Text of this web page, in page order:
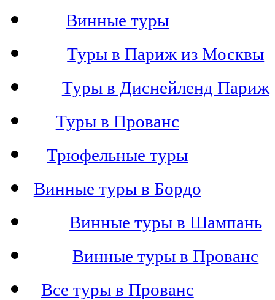
Винные туры
Туры в Париж из Москвы
Туры в Диснейленд Париж
Туры в Прованс
Трюфельные туры
Винные туры в Бордо
Винные туры в Шампань
Винные туры в Прованс
Все туры в Прованс